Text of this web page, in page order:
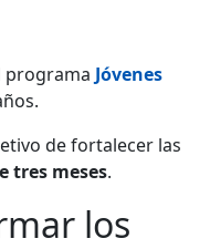
programa Jóvenes
de fortalecer las
tres meses.
los